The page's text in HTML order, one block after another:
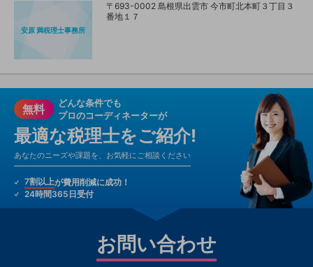
安原 満税理士事務所
〒693-0002 島根県出雲市 今市町北本町３丁目３
番地１７
無料
どんな条件でも
プロのコーディネーターが
最適な税理士をご紹介!
あなたのニーズや課題を、お気軽にご相談ください
7割以上が費用削減に成功！
24時間365日受付
お問い合わせ